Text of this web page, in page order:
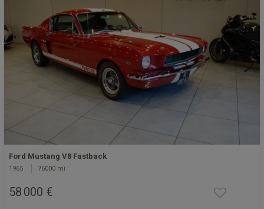
Ford Mustang V8 Fastback
1965 76000 mi
58 000 €